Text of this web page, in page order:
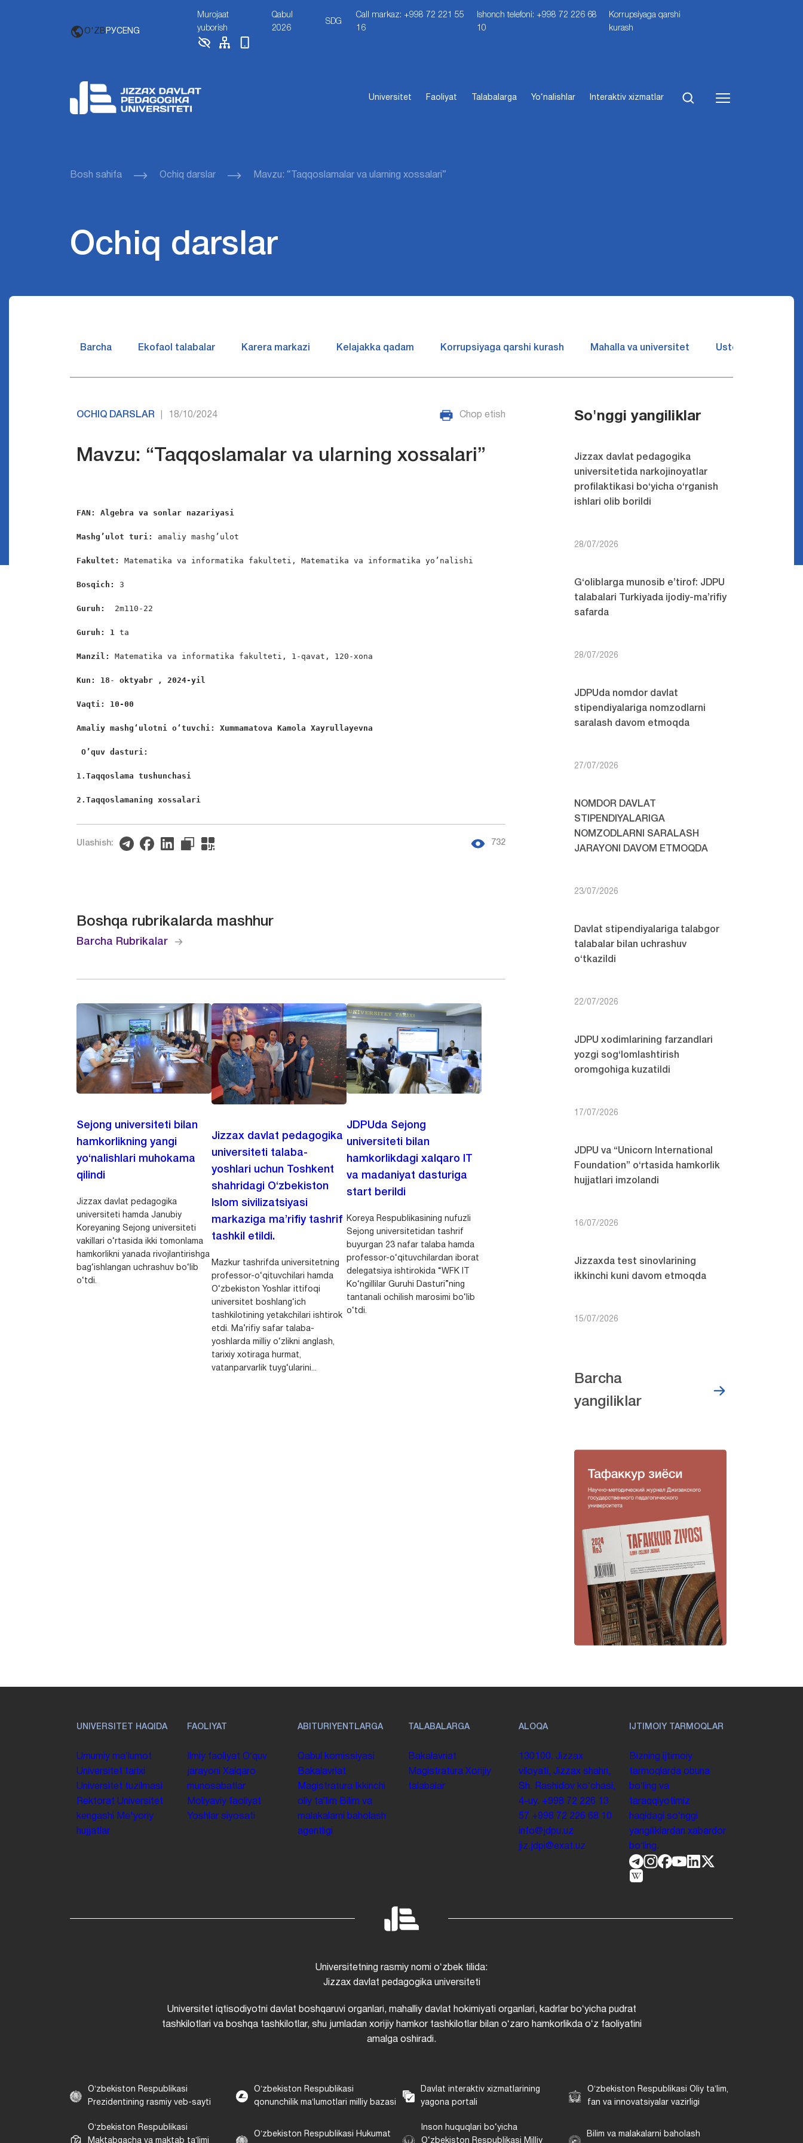
O'ZB РУСENG
Murojaat
yuborish
Qabul
2026
SDG
Call markaz: +998 72 221 55
16
Ishonch telefoni: +998 72 226 68
10
Korrupsiyaga qarshi
kurash
Universitet Faoliyat Talabalarga Yo‘nalishlar Interaktiv xizmatlar
Bosh sahifa Ochiq darslar Mavzu: “Taqqoslamalar va ularning xossalari”
Ochiq darslar
Barcha Ekofaol talabalar Karera markazi Kelajakka qadam Korrupsiyaga qarshi kurash Mahalla va universitet Ustozlar suhbatin
OCHIQ DARSLAR 18/10/2024 Chop etish
Mavzu: “Taqqoslamalar va ularning xossalari”
FAN: Algebra va sonlar nazariyasi
Mashg’ulot turi: amaliy mashg’ulot
Fakultet: Matematika va informatika fakulteti, Matematika va informatika yo’nalishi
Bosqich: 3
Guruh: 2m110-22
Guruh: 1 ta
Manzil: Matematika va informatika fakulteti, 1-qavat, 120-xona
Kun: 18 - oktyabr , 2024-yil
Vaqti: 10-00
Amaliy mashgʻulotni oʻtuvchi: Xummamatova Kamola Xayrullayevna
O’quv dasturi:
1.Taqqoslama tushunchasi
2.Taqqoslamaning xossalari
Ulashish: 732
Boshqa rubrikalarda mashhur
Barcha Rubrikalar
Sejong universiteti bilan
hamkorlikning yangi
yo‘nalishlari muhokama
qilindi
Jizzax davlat pedagogika
universiteti hamda Janubiy
Koreyaning Sejong universiteti
vakillari o‘rtasida ikki tomonlama
hamkorlikni yanada rivojlantirishga
bag‘ishlangan uchrashuv bo‘lib
o‘tdi.
Jizzax davlat pedagogika
universiteti talaba-
yoshlari uchun Toshkent
shahridagi O‘zbekiston
Islom sivilizatsiyasi
markaziga ma’rifiy tashrif
tashkil etildi.
Mazkur tashrifda universitetning
professor-o‘qituvchilari hamda
O‘zbekiston Yoshlar ittifoqi
universitet boshlang‘ich
tashkilotining yetakchilari ishtirok
etdi. Ma’rifiy safar talaba-
yoshlarda milliy o‘zlikni anglash,
tarixiy xotiraga hurmat,
vatanparvarlik tuyg‘ularini...
JDPUda Sejong
universiteti bilan
hamkorlikdagi xalqaro IT
va madaniyat dasturiga
start berildi
Koreya Respublikasining nufuzli
Sejong universitetidan tashrif
buyurgan 23 nafar talaba hamda
professor-o‘qituvchilardan iborat
delegatsiya ishtirokida “WFK IT
Ko‘ngillilar Guruhi Dasturi”ning
tantanali ochilish marosimi bo‘lib
o‘tdi.
So'nggi yangiliklar
Jizzax davlat pedagogika
universitetida narkojinoyatlar
profilaktikasi bo‘yicha o‘rganish
ishlari olib borildi
28/07/2026
G‘oliblarga munosib e’tirof: JDPU
talabalari Turkiyada ijodiy-ma’rifiy
safarda
28/07/2026
JDPUda nomdor davlat
stipendiyalariga nomzodlarni
saralash davom etmoqda
27/07/2026
NOMDOR DAVLAT
STIPENDIYALARIGA
NOMZODLARNI SARALASH
JARAYONI DAVOM ETMOQDA
23/07/2026
Davlat stipendiyalariga talabgor
talabalar bilan uchrashuv
o‘tkazildi
22/07/2026
JDPU xodimlarining farzandlari
yozgi sog‘lomlashtirish
oromgohiga kuzatildi
17/07/2026
JDPU va “Unicorn International
Foundation” o‘rtasida hamkorlik
hujjatlari imzolandi
16/07/2026
Jizzaxda test sinovlarining
ikkinchi kuni davom etmoqda
15/07/2026
Barcha
yangiliklar
UNIVERSITET HAQIDA
Umumiy maʼlumot
Universitet tarixi
Universitet tuzilmasi
Rektorat Universitet
kengashi
Me'yoriy
hujjatlar
FAOLIYAT
Ilmiy faoliyat Oʻquv
jarayoni Xalqaro
munosabatlar
Moliyaviy faoliyat
Yoshlar siyosati
ABITURIYENTLARGA
Qabul komissiyasi
Bakalavriat
Magistratura
Ikkinchi
oliy taʼlim Bilim va
malakalarni baholash
agentligi
TALABALARGA
Bakalavriat
Magistratura Xorijiy
talabalar
ALOQA
130100. Jizzax
viloyati, Jizzax shahri,
Sh. Rashidov koʻchasi,
4-uy. +998 72 226 13
57 +998 72 226 68 10
info@jdpu.uz
jiz.jdpi@exat.uz
IJTIMOIY TARMOQLAR
Bizning ijtimoiy
tarmoqlarda obuna
boʻling va
taraqqiyotimiz
haqidagi soʻnggi
yangiliklardan xabardor
boʻling.
Universitetning rasmiy nomi oʻzbek tilida:
Jizzax davlat pedagogika universiteti
Universitet iqtisodiyotni davlat boshqaruvi organlari, mahalliy davlat hokimiyati organlari, kadrlar boʻyicha pudrat
tashkilotlari va boshqa tashkilotlar, shu jumladan xorijiy hamkor tashkilotlar bilan oʻzaro hamkorlikda oʻz faoliyatini
amalga oshiradi.
Oʻzbekiston Respublikasi
Prezidentining rasmiy veb-sayti
Oʻzbekiston Respublikasi
qonunchilik maʼlumotlari milliy bazasi
Davlat interaktiv xizmatlarining
yagona portali
Oʻzbekiston Respublikasi Oliy taʼlim,
fan va innovatsiyalar vazirligi
Oʻzbekiston Respublikasi
Maktabgacha va maktab taʼlimi
Oʻzbekiston Respublikasi Hukumat
Inson huquqlari bo‘yicha
O‘zbekiston Respublikasi Milliy
Bilim va malakalarni baholash